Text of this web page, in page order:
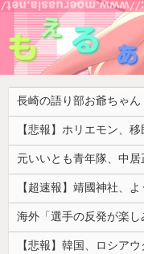
元いいとも青年隊、中居
【超速報】靖國神社、
【悲報】韓国、ロシア